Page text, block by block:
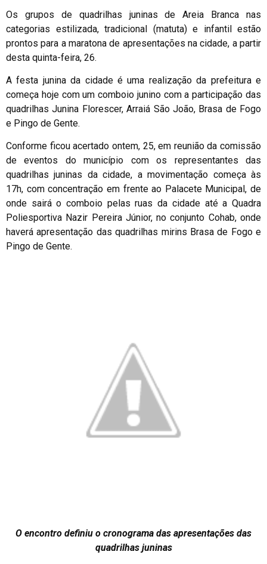
Os grupos de quadrilhas juninas de Areia Branca nas
categorias estilizada, tradicional (matuta) e infantil estão
prontos para a maratona de apresentações na cidade, a partir
desta quinta-feira, 26.
A festa junina da cidade é uma realização da prefeitura e
começa hoje com um comboio junino com a participação das
quadrilhas Junina Florescer, Arraiá São João, Brasa de Fogo
e Pingo de Gente.
Conforme ficou acertado ontem, 25, em reunião da comissão
de eventos do município com os representantes das
quadrilhas juninas da cidade, a movimentação começa às
17h, com concentração em frente ao Palacete Municipal, de
onde sairá o comboio pelas ruas da cidade até a Quadra
Poliesportiva Nazir Pereira Júnior, no conjunto Cohab, onde
haverá apresentação das quadrilhas mirins Brasa de Fogo e
Pingo de Gente.
O encontro definiu o cronograma das apresentações das
quadrilhas juninas